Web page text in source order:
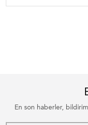
En son haberler,